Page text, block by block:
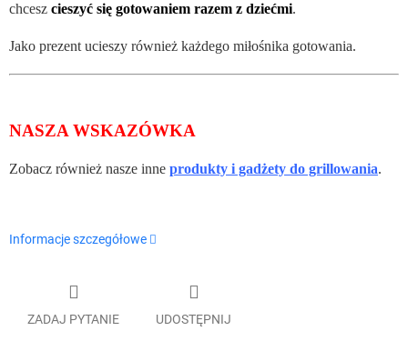
chcesz cieszyć się gotowaniem razem z dziećmi.
Jako prezent ucieszy również każdego miłośnika gotowania.
NASZA WSKAZÓWKA
Zobacz również nasze inne produkty i gadżety do grillowania.
Informacje szczegółowe
ZADAJ PYTANIE UDOSTĘPNIJ